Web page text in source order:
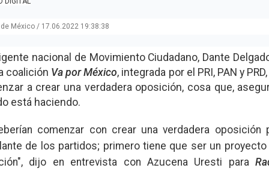
México / 17.06.2022 19:38:38
nacional de Movimiento Ciudadano, Dante
coalición Va por México, integrada por el PRI, PAN y
a crear una verdadera oposición, cosa que,
está haciendo.
comenzar con crear una verdadera oposición
de los partidos; primero tiene que ser un proyecto
dijo en entrevista con Azucena Uresti para